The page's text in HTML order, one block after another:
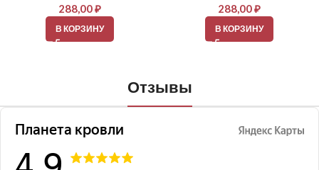
288,00₽
В КОРЗИНУ
288,00₽
В КОРЗИНУ
Отзывы